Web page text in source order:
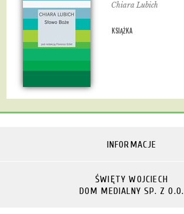
Chiara Lubich
KSIĄŻKA
INFORMACJE
ŚWIĘTY WOJCIECH
DOM MEDIALNY SP. Z O.O.